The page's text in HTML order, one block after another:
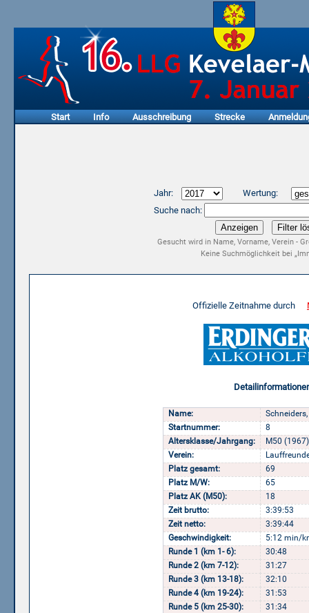
Start Info Ausschreibung Strecke
Jahr:
Wertung:
Suche nach:
Gesucht wird in Name, Vorname, Verein -
Keine Suchmöglichkeit bei
Offizielle Zeitnahme durch
Name:
Startnummer:
8
Altersklasse/Jahrgang:
M50 (1967)
Verein:
Platz gesamt:
69
Platz M/W:
65
Platz AK (M50):
18
Zeit brutto:
3:39:53
Zeit netto:
3:39:44
Geschwindigkeit:
5:12 min/
Runde 1 (km 1- 6):
30:48
Runde 2 (km 7-12):
31:27
Runde 3 (km 13-18):
32:10
Runde 4 (km 19-24):
31:53
Runde 5 (km 25-30):
31:34